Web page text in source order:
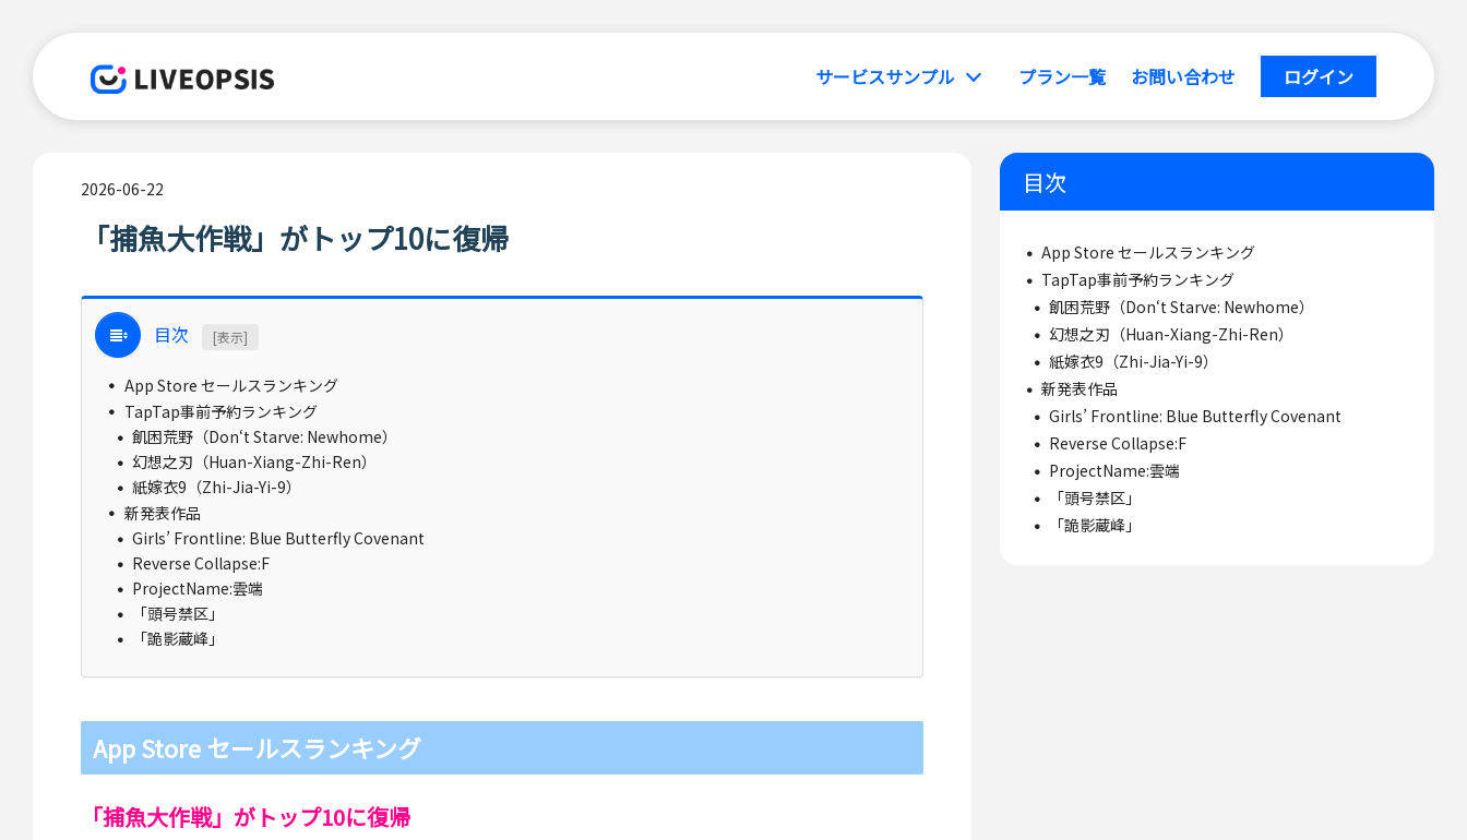
サービスサンプル プラン一覧 お問い合わせ ログイン
2026-06-22
「捕魚大作戦」がトップ10に復帰
目次 [表示]
App Store セールスランキング
TapTap事前予約ランキング
飢困荒野（Don‘t Starve: Newhome）
幻想之刃（Huan-Xiang-Zhi-Ren）
紙嫁衣9（Zhi-Jia-Yi-9）
新発表作品
Girls’ Frontline: Blue Butterfly Covenant
Reverse Collapse:F
ProjectName:雲端
「頭号禁区」
「詭影蔵峰」
App Store セールスランキング
「捕魚大作戦」がトップ10に復帰
目次
App Store セールスランキング
TapTap事前予約ランキング
飢困荒野（Don‘t Starve: Newhome）
幻想之刃（Huan-Xiang-Zhi-Ren）
紙嫁衣9（Zhi-Jia-Yi-9）
新発表作品
Girls’ Frontline: Blue Butterfly Covenant
Reverse Collapse:F
ProjectName:雲端
「頭号禁区」
「詭影蔵峰」